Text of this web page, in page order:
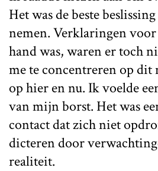
Het was de beste
nemen. Verklaringen
hand was, waren er toch
me te concentreren op dit
op hier en nu. Ik voelde
van mijn borst. Het was
contact dat zich niet
dicteren door
realiteit.